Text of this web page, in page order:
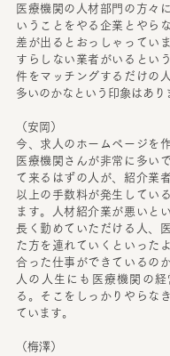
医療機関の人材部門の方々
いうことをやる企業とやら
差が出るとおっしゃってい
すらしない業者がいるとい
件をマッチングするだけの
多いのかなという印象はあり
（安岡）
今、求人のホームページを
医療機関さんが非常に多い
て来るはずの人が、紹介業
以上の手数料が発生してい
ます。人材紹介業が悪いと
長く勤めていただける人、
た方を連れていくといった
合った仕事ができているの
人の人生にも医療機関の経
る。そこをしっかりやらな
ています。
（梅澤）